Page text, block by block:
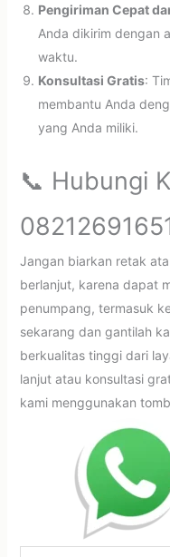
Pengiriman Cepat
Anda dikirim dengan
waktu.
Konsultasi Gratis:
membantu Anda
yang Anda miliki.
📞 Hubungi
Jangan biarkan retak
berlanjut, karena dapat
penumpang, termasuk
sekarang dan gantilah
berkualitas tinggi dari
lanjut atau konsultasi
kami menggunakan